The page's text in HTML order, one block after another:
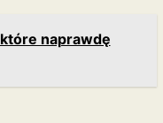
naprawdę